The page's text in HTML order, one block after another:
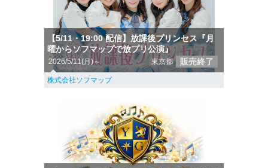
【5/11・19:00 配信】放課後プリンセス『月
曜からソフマップで放プリ公演』
2026/5/11(月)～ 東京都 販売終了
株式会社ソフマップ